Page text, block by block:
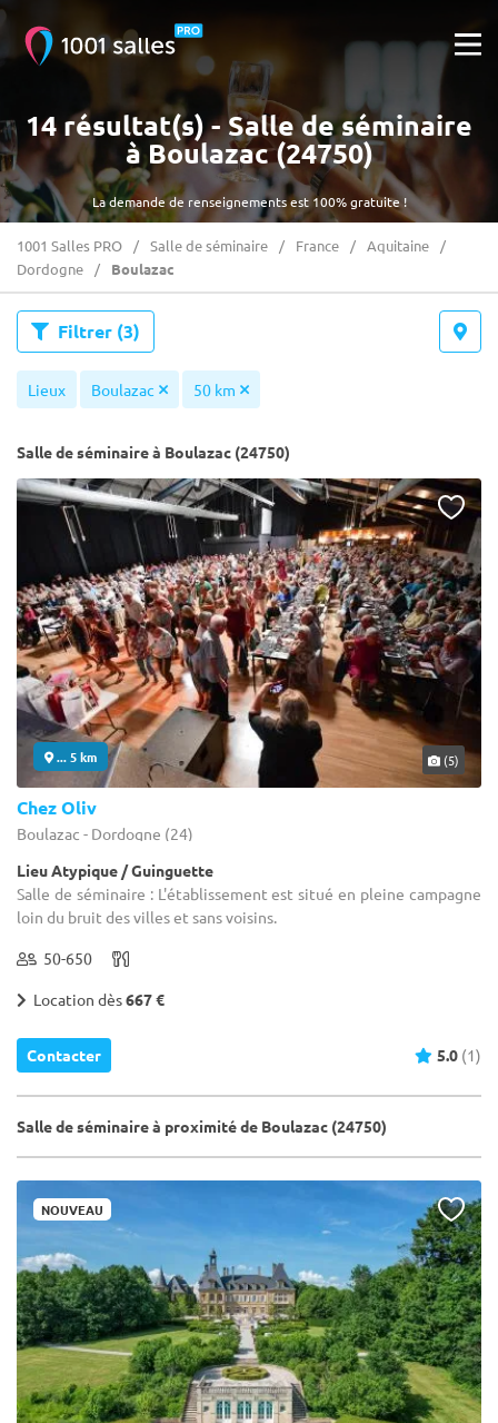
La demande de renseignements est 100% gratuite !
14 résultat(s) - Salle de séminaire
à Boulazac (24750)
1001 Salles PRO Salle de séminaire France
Aquitaine
Dordogne
Boulazac
Filtrer (3)
Lieux Boulazac 50 km
Salle de séminaire à Boulazac (24750)
... 5 km (5)
Chez Oliv
Boulazac - Dordogne (24)
Lieu Atypique / Guinguette
Salle de séminaire : L'établissement est situé en pleine campagne
loin du bruit des villes et sans voisins.
50-650
Location dès667 €
Contacter 5.0 (1)
Salle de séminaire à proximité de Boulazac (24750)
NOUVEAU